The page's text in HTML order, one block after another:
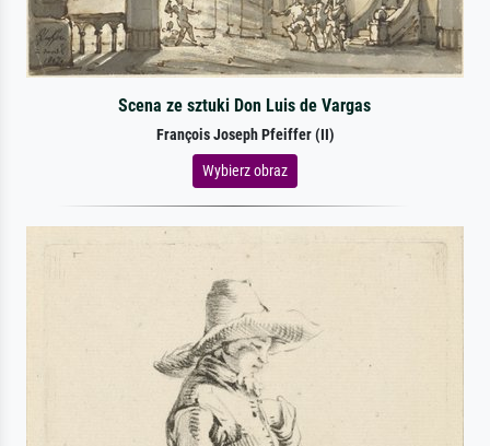
Scena ze sztuki Don Luis de Vargas
François Joseph Pfeiffer (II)
Wybierz obraz